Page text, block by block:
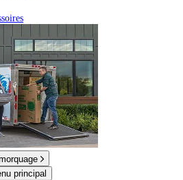
principal